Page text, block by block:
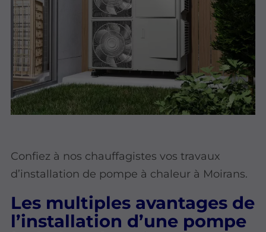
Confiez à nos chauffagistes vos travaux
d’installation de pompe à chaleur à Moirans.
Les multiples avantages de
l’installation d’une pompe